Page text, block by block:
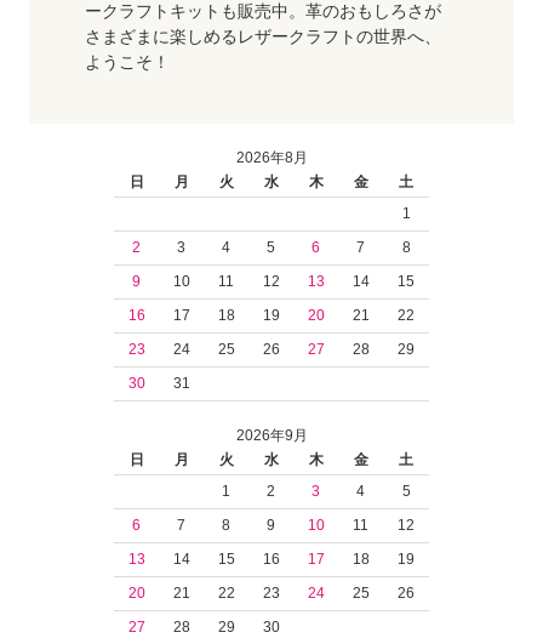
ークラフトキットも販売中。革のおもしろさが
さまざまに楽しめるレザークラフトの世界へ、
ようこそ！
2026年8月
日
月 火 水 木 金
土
1
2
3 4 5 6 7
8
9
10 11 12 13 14
15
16
17 18 19 20 21
22
23
24 25 26 27 28
29
30
31
2026年9月
日
月 火 水 木 金
土
1
2 3 4
5
6
7 8 9 10 11
12
13
14 15 16 17 18
19
20
21 22 23 24 25
26
27
28 29 30